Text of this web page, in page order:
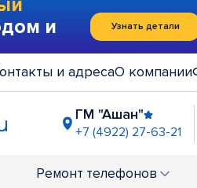
и
Узнать детали
и адресаО компании
ГМ "Ашан"
+7 (4922) 27-63-21
+7 (4922) 22-24-48
Ремонт телефонов